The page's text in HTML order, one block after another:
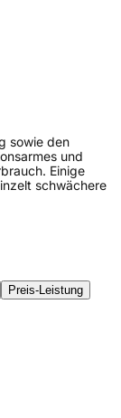
sowie den
und
Einige
schwächere
Preis-Leistung